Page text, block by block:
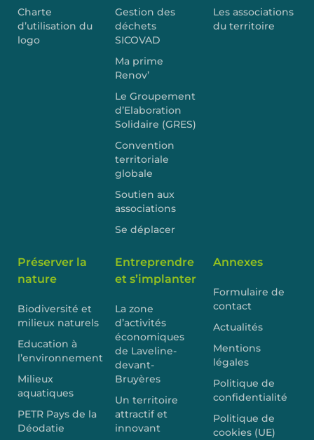
Charte
d’utilisation du
logo
Gestion des
déchets
SICOVAD
Ma prime
Renov’
Le Groupement
d’Elaboration
Solidaire (GRES)
Convention
territoriale
globale
Soutien aux
associations
Se déplacer
Les associations
du territoire
Préserver la
nature
Biodiversité et
milieux naturels
Education à
l’environnement
Milieux
aquatiques
PETR Pays de la
Déodatie
Entreprendre
et s’implanter
La zone
d’activités
économiques
de Laveline-
devant-
Bruyères
Un territoire
attractif et
innovant
Annexes
Formulaire de
contact
Actualités
Mentions
légales
Politique de
confidentialité
Politique de
cookies (UE)